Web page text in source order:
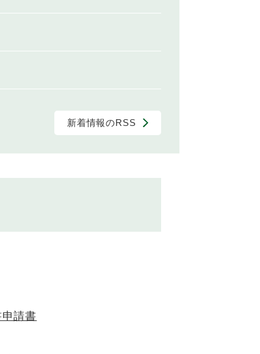
新着情報のRSS
請書